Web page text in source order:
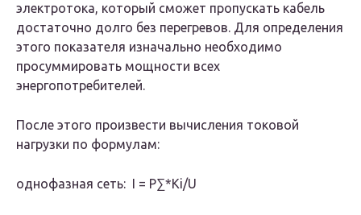
электротока, который сможет пропускать кабель
достаточно долго без перегревов. Для определения
этого показателя изначально необходимо
просуммировать мощности всех
энергопотребителей.
После этого произвести вычисления токовой
нагрузки по формулам:
однофазная сеть: I = P∑*Ki/U